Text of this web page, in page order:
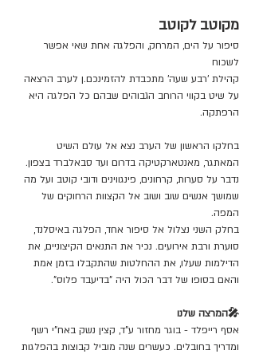
מקוטב לקוטב
סיפור על הים, המרחק, והפלגה אחת שאי אפשר
לשכוח
קהילת 'רבע שעה' מתכבדת להזמינכם.ן לערב הרצאה
על שיט בקווי הרוחב הגבוהים שבהם כל הפלגה היא
הרפתקה.
בחלקו הראשון של הערב נצא אל עולם השיט
המאתגר, מאנטארקטיקה בדרום ועד סבאלברד בצפון.
נדבר על סערות, קרחונים, פינגווינים ודובי קוטב ועל מה
שמושך אנשים שוב ושוב אל הקצוות הרחוקים של
המפה.
בחלק השני נצלול אל סיפור אחד, הפלגה באיסלנד,
סוערת ורבת אירועים. נכיר את התנאים הקיצוניים, את
הדילמות שעלו, את ההחלטות שהתקבלו בזמן אמת
והאם בסופו של דבר הכול היה "בדיעבד פלוס".
🎤המרצה שלנו
אסף רייפלד - בוגר מחזור ע"ד, קצין נשק באח"י רשף
ומדריך בחובלים. כעשרים שנה מוביל קבוצות בהפלגות